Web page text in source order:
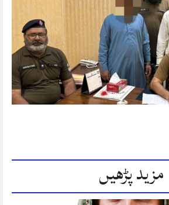
مزید پڑھیں